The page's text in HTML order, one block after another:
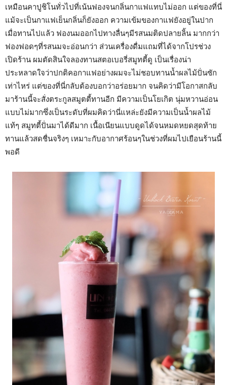
เหมือนคาปูชิโนทั่วไปที่เน้นฟองจนกลิ่นกาแฟแทบไม่ออก แต่ของที่นี่
แม้จะเป็นกาแฟเย็นกลิ่นก็ยังออก ความเข้มของกาแฟยังอยู่ในปาก
เมื่อทานไปแล้ว ฟองนมออกไปทางลื่นๆมีรสนมติดปลายลิัน มากกว่า
ฟองฟอดๆที่รสนมจะอ่อนกว่า ส่วนเครื่องดื่มแถมที่ได้จากโปรช่วง
เปิดร้าน ผมตัดสินใจลองทานสตอเบอรี่สมูทตี้ดู เป็นเรื่องน่า
ประหลาดใจว่าปกติคอกาแฟอย่างผมจะไม่ชอบทานน้ำผลไม้ปั่นซัก
เท่าไหร่ แต่ของที่นี่กลับต้องบอกว่าอร่อยมาก จนคิดว่ามีโอกาสกลับ
มาร้านนี้จะสั่งตระกูลสมูตตี้ทานอีก มีความเป็นโยเกิต นุ่มหวานอ่อน
แบบไม่มากซึ่งเป็นระดับที่ผมคิดว่านี่แหล่ะยังมีความเป็นน้ำผลไม้
แท้ๆ สมูทตี้ปั่นมาได้ดีมาก เนื้อเนียนแบบดูดได้จนหมดหยดสุดท้าย
ทานแล้วสดชื่นจริงๆ เหมาะกับอากาศร้อนๆในช่วงที่ผมไปเยือนร้านนี้
พอดี